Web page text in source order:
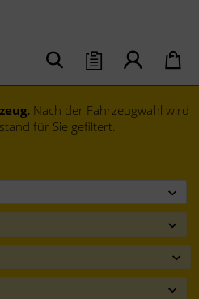
Nach der Fahrzeugwahl wird
für Sie gefiltert.